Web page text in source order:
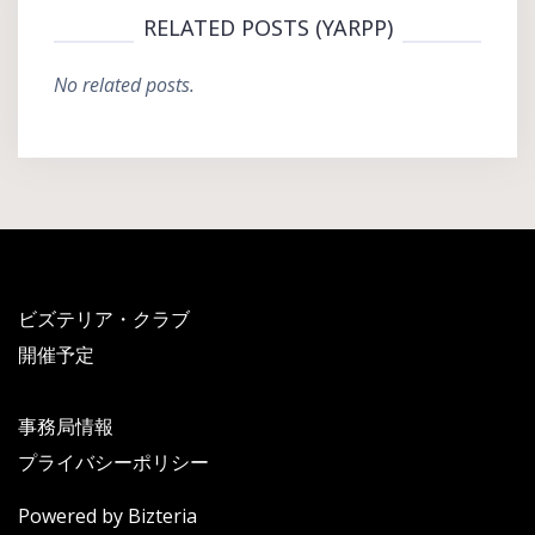
RELATED POSTS (YARPP)
No related posts.
ビズテリア・クラブ
開催予定
事務局情報
プライバシーポリシー
Powered by Bizteria